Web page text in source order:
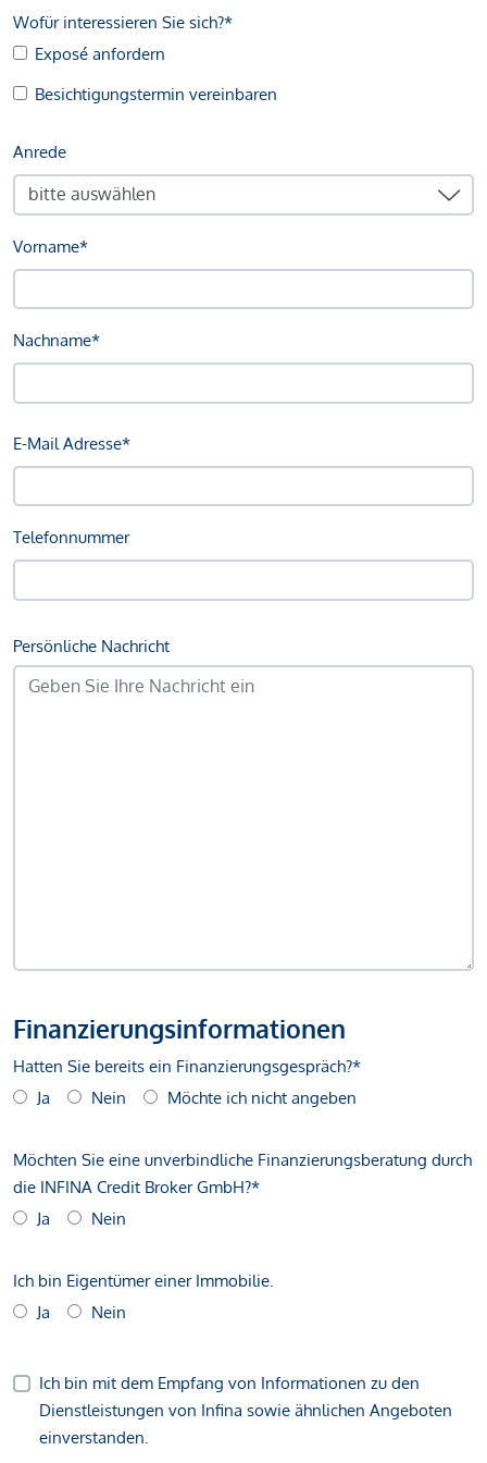
Wofür interessieren Sie sich?*
Exposé anfordern
Besichtigungstermin vereinbaren
Anrede
Vorname*
Nachname*
E-Mail Adresse*
Telefonnummer
Persönliche Nachricht
Finanzierungsinformationen
Hatten Sie bereits ein Finanzierungsgespräch?*
Ja
Nein Möchte ich nicht angeben
Möchten Sie eine unverbindliche Finanzierungsberatung durch
die INFINA Credit Broker GmbH?*
Ja
Nein
Ich bin Eigentümer einer Immobilie.
Ja
Nein
Ich bin mit dem Empfang von Informationen zu den
Dienstleistungen von Infina sowie ähnlichen Angeboten
einverstanden.